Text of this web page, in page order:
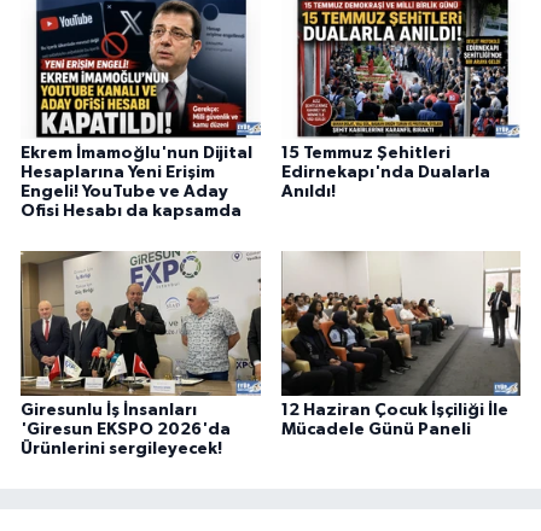
Ekrem İmamoğlu'nun Dijital
Hesaplarına Yeni Erişim
Engeli! YouTube ve Aday
Ofisi Hesabı da kapsamda
15 Temmuz Şehitleri
Edirnekapı'nda Dualarla
Anıldı!
Giresunlu İş İnsanları
'Giresun EKSPO 2026'da
Ürünlerini sergileyecek!
12 Haziran Çocuk İşçiliği İle
Mücadele Günü Paneli